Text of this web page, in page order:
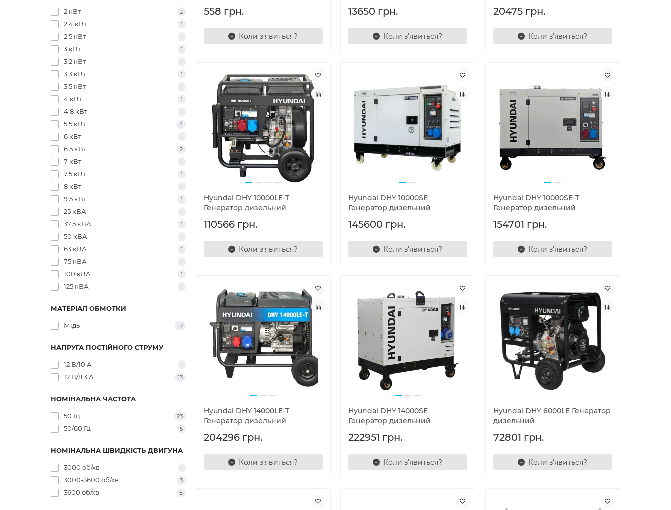
2 кВт 2
2.4 кВт 1
2.5 кВт 1
3 кВт 1
3.2 кВт 1
3.3 кВт 1
3.5 кВт 1
4 кВт 1
4.8 кВт 1
5.5 кВт 4
6 кВт 1
6.5 кВт 2
7 кВт 1
7.5 кВт 1
8 кВт 1
9.5 кВт 1
25 кВА 1
37.5 кВА 1
50 кВА 1
63 кВА 1
75 кВА 1
100 кВА 1
125 кВА 1
МАТЕРІАЛ ОБМОТКИ
Мідь 17
НАПРУГА ПОСТІЙНОГО СТРУМУ
12 В/10 А 1
12 В/8.3 А 13
НОМІНАЛЬНА ЧАСТОТА
50 Гц 23
50/60 Гц 5
НОМІНАЛЬНА ШВИДКІСТЬ ДВИГУНА
3000 об/хв 1
3000-3600 об/хв 3
3600 об/хв 6
558 грн.
Коли з'явиться?
13650 грн.
Коли з'явиться?
20475 грн.
Коли з'явиться?
Hyundai DHY 10000LE-T
Генератор дизельний
110566 грн.
Коли з'явиться?
Hyundai DHY 10000SE
Генератор дизельний
145600 грн.
Коли з'явиться?
Hyundai DHY 10000SE-T
Генератор дизельний
154701 грн.
Коли з'явиться?
Hyundai DHY 14000LE-T
Генератор дизельний
204296 грн.
Коли з'явиться?
Hyundai DHY 14000SE
Генератор дизельний
222951 грн.
Коли з'явиться?
Hyundai DHY 6000LE Генератор
дизельний
72801 грн.
Коли з'явиться?